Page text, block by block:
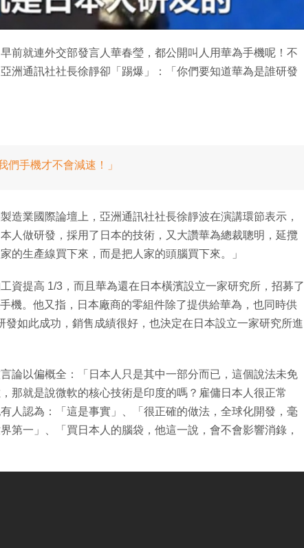
前就連外交部發言人華春瑩，都公開叫人用華為手機呢！不
洲通訊社社長徐靜卻「踢爆」：「你們要知道華為是誰研發
們手機才不會減速！」
造業國際論壇上，亞洲通訊社社長徐靜波在演講環節表示，
人做研發，採用了日本的技術，又大讚華為總裁聰明，延攬
的生產線買下來，而是把人家的頭腦買下來。」
資提高 1/3，而且華為還在日本橫濱設立一家研究所，招募了
機。他又指，日本廠商的零組件除了提供給華為，也同時供
如此成功，銷售成績很好，也決定在日本設立一家研究所進
論以偏概全：「日本人只是其中一部分而已，這個說法未免
那就是說微軟的核心技術是印度的嗎？雇傭日本人很正常
人認為：「這是事實」、「很正確的做法，全球化開發，毫
第一」、「買日本人的腦袋，他這一說，會不會影響消錄，